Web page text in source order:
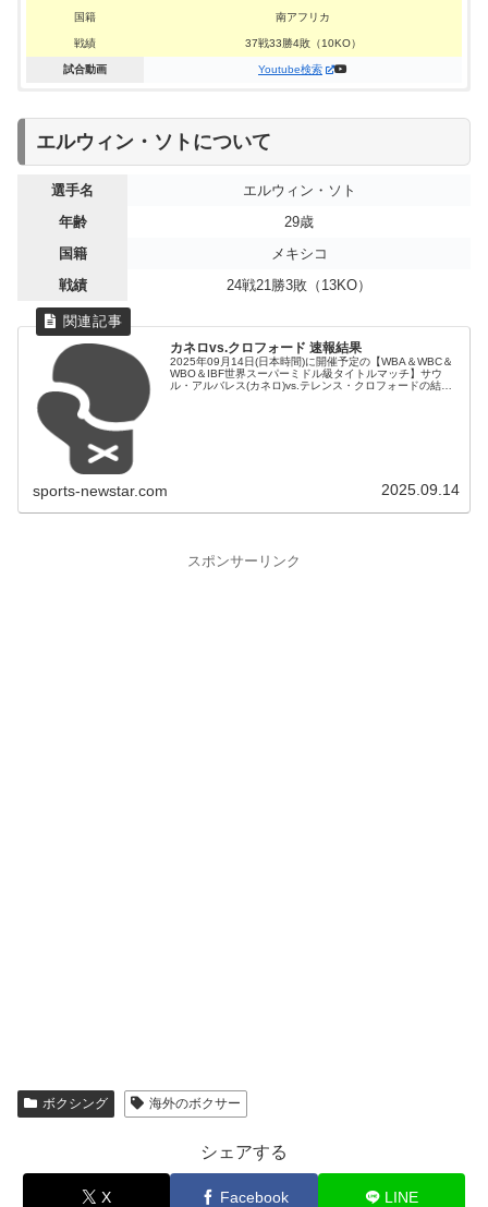
国籍 南アフリカ
戦績 37戦33勝4敗（10KO）
試合動画 Youtube検索
WBO世界ライトフライ級タイトルマッチ、エルウィン・ソトvs
116,112,116）ジョナサン・ゴンサレスが新王者に！！ソト選
WBO世界ライトフライ級タイトルマッチ（4度目・防衛戦）
日程
2021年10月17日(日本時間)
開催地
対戦相手 ジョナサン・ゴンサレス
30歳（試合時）
国籍 プエルトリコ
戦績
試合動画
WBO世界ライトフライ級タイトルマッチ
WBO世界ライトフライ級タイトルマッチ（3度目・防衛戦）
開催地 アメリカ(アーリントン)
対戦相手 高山勝成
年齢
国籍 日本
41戦32勝8敗1無効試合（12KO）
試合動画 Youtube検索
エルウィン・ソトについて
選手名
エルウィン・ソト
年齢
29歳
国籍
メキシコ
戦績
24戦21勝3敗（13KO）
カネロvs.クロフォード 速報結果
2025年09月14日(日本時間)に開催予定の【WBA＆WBC＆
WBO＆IBF世界スーパーミドル級タイトルマッチ】サウ
ル・アルバレス(カネロ)vs.テレンス・クロフォードの結果
sports-newstar.com 2025.09.14
スポンサーリンク
ボクシング 海外のボクサー
シェアする
X Facebook LINE